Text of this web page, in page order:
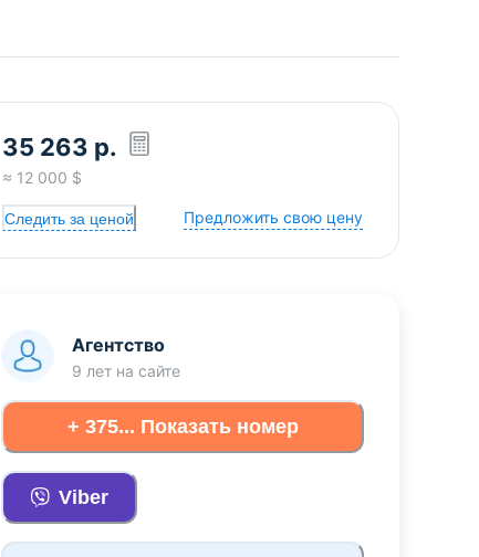
35 263 р.
≈ 12 000 $
Следить за ценой Предложить свою цену
Агентство
9 лет на сайте
+ 375... Показать номер
Viber